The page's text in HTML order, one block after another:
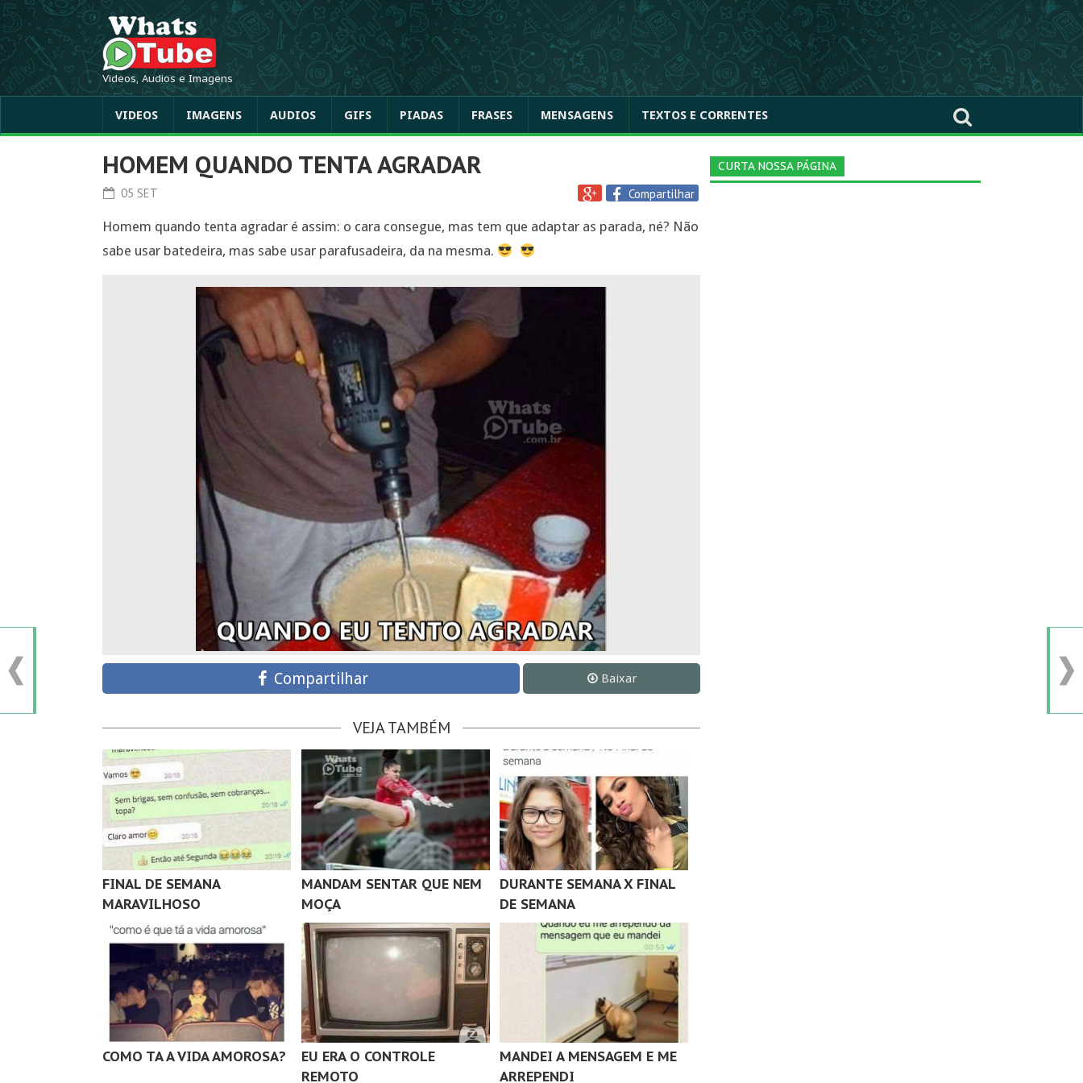
Videos, Audios e Imagens
VIDEOS IMAGENS AUDIOS GIFS PIADAS FRASES MENSAGENS TEXTOS E CORRENTES
HOMEM QUANDO TENTA AGRADAR
05 SET Compartilhar
Homem quando tenta agradar é assim: o cara consegue, mas tem que adaptar as parada, né? Não
sabe usar batedeira, mas sabe usar parafusadeira, da na mesma.
Compartilhar Baixar
VEJA TAMBÉM
FINAL DE SEMANA
MARAVILHOSO
MANDAM SENTAR QUE NEM
MOÇA
DURANTE SEMANA X FINAL
DE SEMANA
COMO TA A VIDA AMOROSA?
EU ERA O CONTROLE
REMOTO
MANDEI A MENSAGEM E ME
ARREPENDI
CURTA NOSSA PÁGINA